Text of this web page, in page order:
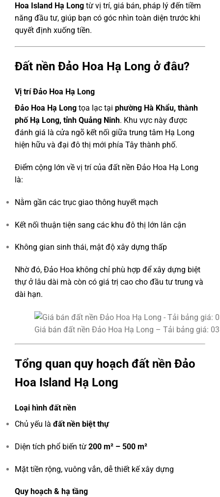
Hoa Island Hạ Long từ vị trí, giá bán, pháp lý đến tiềm
năng đầu tư, giúp bạn có góc nhìn toàn diện trước khi
quyết định xuống tiền.
Đất nền Đảo Hoa Hạ Long ở đâu?
Vị trí Đảo Hoa Hạ Long
Đảo Hoa Hạ Long tọa lạc tại phường Hà Khẩu, thành
phố Hạ Long, tỉnh Quảng Ninh. Khu vực này được
đánh giá là cửa ngõ kết nối giữa trung tâm Hạ Long
hiện hữu và đại đô thị mới phía Tây thành phố.
Điểm cộng lớn về vị trí của đất nền Đảo Hoa Hạ Long
là:
Nằm gần các trục giao thông huyết mạch
Kết nối thuận tiện sang các khu đô thị lớn lân cận
Không gian sinh thái, mật độ xây dựng thấp
Nhờ đó, Đảo Hoa không chỉ phù hợp để xây dựng biệt
thự ở lâu dài mà còn có giá trị cao cho đầu tư trung và
dài hạn.
Giá bán đất nền Đảo Hoa Hạ Long – Tải bảng giá:
Tổng quan quy hoạch đất nền Đảo
Hoa Island Hạ Long
Loại hình đất nền
Chủ yếu là đất nền biệt thự
Diện tích phổ biến từ 200 m² – 500 m²
Mặt tiền rộng, vuông vắn, dễ thiết kế xây dựng
Quy hoạch & hạ tầng